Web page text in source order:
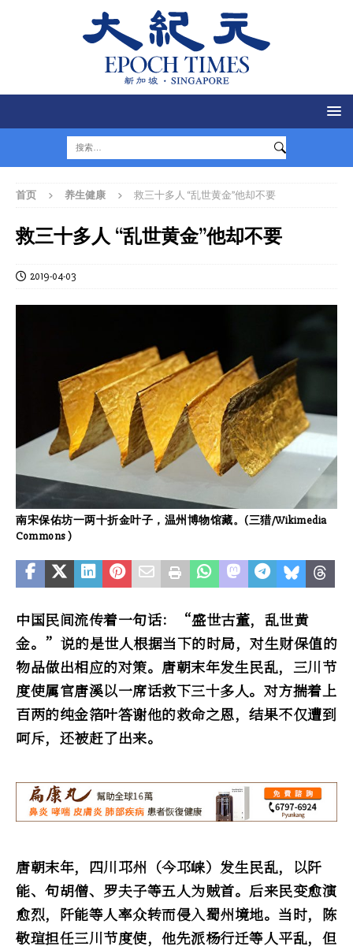
首页 养生健康 救三十多人 “乱世黄金”他却不要
救三十多人 “乱世黄金”他却不要
2019-04-03
南宋保佑坊一两十折金叶子，温州博物馆藏。(三猎/Wikimedia
Commons )
中国民间流传着一句话：“盛世古董，乱世黄
金。”说的是世人根据当下的时局，对生财保值的
物品做出相应的对策。唐朝末年发生民乱，三川节
度使属官唐溪以一席话救下三十多人。对方揣着上
百两的纯金箔叶答谢他的救命之恩，结果不仅遭到
呵斥，还被赶了出来。
唐朝末年，四川邛州（今邛崃）发生民乱，以阡
能、句胡僧、罗夫子等五人为贼首。后来民变愈演
愈烈，阡能等人率众转而侵入蜀州境地。当时，陈
敬瑄担任三川节度使，他先派杨行迁等人平乱，但